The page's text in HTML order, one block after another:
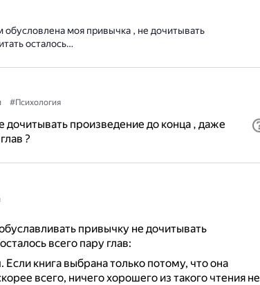
обусловлена моя привычка , не дочитывать
осталось…
#Психология
произведение до конца , даже
?
привычку не дочитывать
всего пару глав:
. Если книга выбрана только потому, что она
всего, ничего хорошего из такого чтения не